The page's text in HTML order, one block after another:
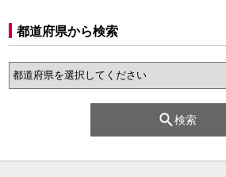
都道府県から検索
検索